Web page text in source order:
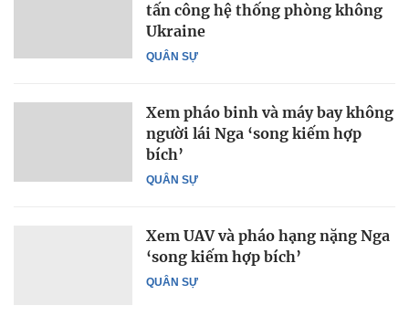
QUÂN SỰ
tấn công hệ thống phòng không
Ukraine
QUÂN SỰ
Xem pháo binh và máy bay không
người lái Nga ‘song kiếm hợp
bích’
QUÂN SỰ
Xem UAV và pháo hạng nặng Nga
‘song kiếm hợp bích’